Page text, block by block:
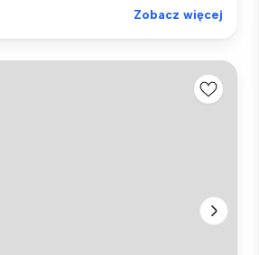
Zobacz więcej